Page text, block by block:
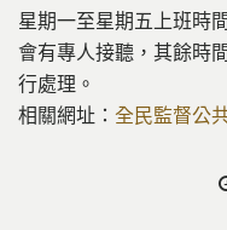
星期一至星期五上班時
會有專人接聽，其餘時
行處理。
相關網址： 全民監督公